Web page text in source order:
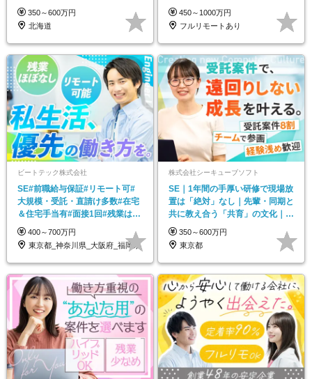
136日
350～600万円
北海道
現年収保証
450～1000万円
フルリモートあり
ビートテック株式会社
SE#前職給与保証#リモート可#
大規模・受託・直請け多数#在宅
＆住宅手当有#面接1回#残業は月
平均14.5時間
400～700万円
東京都_神奈川県_大阪府_福岡県
株式会社シーキューブソフト
SE｜1年間の手厚い研修で現場放
置は「絶対」なし｜先輩・同期と
共に教え合う「共育」の文化｜年
休実質136日
350～600万円
東京都